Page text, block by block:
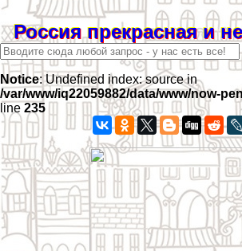
Россия прекрасная и
Notice: Undefined index: source in
/var/www/iq22059882/data/www/now-
line 235